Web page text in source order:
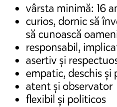
vârsta minimă: 16
curios, dornic să
să cunoască
responsabil,
asertiv și
empatic, deschis și
atent și observator
flexibil și politicos